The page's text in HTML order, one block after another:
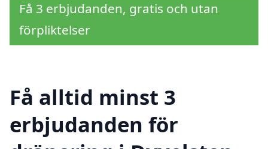
Få 3 erbjudanden, gratis och utan
förpliktelser
Få alltid minst 3
erbjudanden för